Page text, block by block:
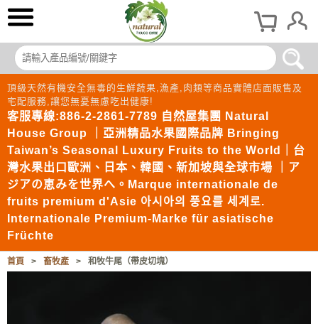
頂級天然有機安全無毒的生鮮蔬果,漁產,肉類等商品實體店面販售及
宅配服務,讓您無憂無慮吃出健康!
客服專線:886-2-2861-7789 自然屋集團 Natural
House Group ｜亞洲精品水果國際品牌 Bringing
Taiwan’s Seasonal Luxury Fruits to the World｜台
灣水果出口歐洲、日本、韓國、新加坡與全球市場 ｜ア
ジアの恵みを世界へ。Marque internationale de
fruits premium d'Asie 아시아의 풍요를 세계로.
Internationale Premium-Marke für asiatische
Früchte
首頁 > 畜牧產 > 和牧牛尾（帶皮切塊）